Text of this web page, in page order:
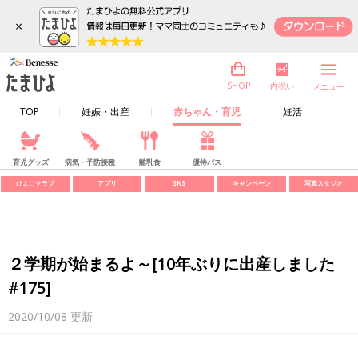
×
TOP 妊娠・出産 赤ちゃん・育児 妊活
SHOP 内祝い メニュー
育児グッズ 病気・予防接種 離乳食 優待パス
ひよこクラブ アプリ SNS キャンペーン 写真スタジオ
２学期が始まるよ～[10年ぶりに出産しました
#175]
2020/10/08 更新